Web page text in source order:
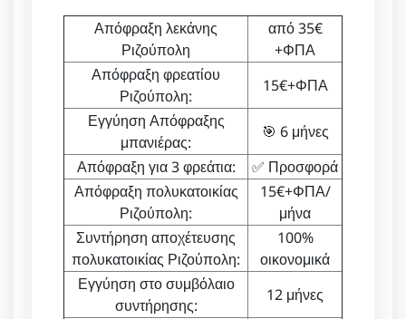
Απόφραξη λεκάνης
Ριζούπολη
από 35€
+ΦΠΑ
Απόφραξη φρεατίου
Ριζούπολη:
15€+ΦΠΑ
Εγγύηση Απόφραξης
μπανιέρας:
🎯 6 μήνες
Απόφραξη για 3 φρεάτια:
✅ Προσφορά
Απόφραξη πολυκατοικίας
Ριζούπολη:
15€+ΦΠΑ/
μήνα
Συντήρηση αποχέτευσης
πολυκατοικίας Ριζούπολη:
100%
οικονομικά
Εγγύηση στο συμβόλαιο
συντήρησης:
12 μήνες